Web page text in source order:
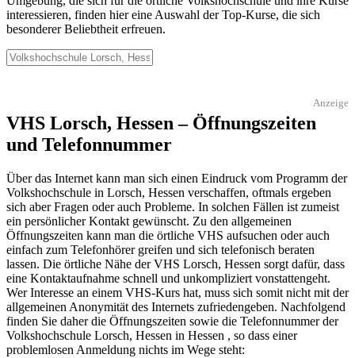
interessieren, finden hier eine Auswahl der Top-Kurse, die sich
besonderer Beliebtheit erfreuen.
Anzeige
VHS Lorsch, Hessen – Öffnungszeiten
und Telefonnummer
Über das Internet kann man sich einen Eindruck vom Programm der
Volkshochschule in Lorsch, Hessen verschaffen, oftmals ergeben
sich aber Fragen oder auch Probleme. In solchen Fällen ist zumeist
ein persönlicher Kontakt gewünscht. Zu den allgemeinen
Öffnungszeiten kann man die örtliche VHS aufsuchen oder auch
einfach zum Telefonhörer greifen und sich telefonisch beraten
lassen. Die örtliche Nähe der VHS Lorsch, Hessen sorgt dafür, dass
eine Kontaktaufnahme schnell und unkompliziert vonstattengeht.
Wer Interesse an einem VHS-Kurs hat, muss sich somit nicht mit der
allgemeinen Anonymität des Internets zufriedengeben. Nachfolgend
finden Sie daher die Öffnungszeiten sowie die Telefonnummer der
Volkshochschule Lorsch, Hessen in Hessen , so dass einer
problemlosen Anmeldung nichts im Wege steht: